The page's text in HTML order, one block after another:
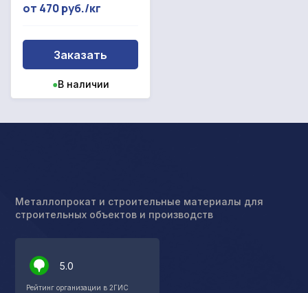
от 470 руб./кг
Заказать
●В наличии
Металлопрокат и строительные материалы для
строительных объектов и производств
5.0
Рейтинг организации в 2ГИС